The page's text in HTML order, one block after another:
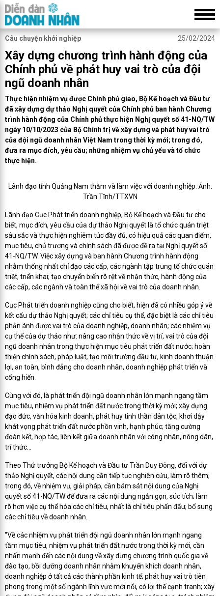
Câu chuyện khởi nghiệp 25/02/2024
Xây dựng chương trình hành động của
Chính phủ về phát huy vai trò của đội
ngũ doanh nhân
Thực hiện nhiệm vụ được Chính phủ giao, Bộ Kế hoạch và Đầu tư
đã xây dựng dự thảo Nghị quyết của Chính phủ ban hành Chương
trình hành động của Chính phủ thực hiện Nghị quyết số 41-NQ/TW
ngày 10/10/2023 của Bộ Chính trị về xây dựng và phát huy vai trò
của đội ngũ doanh nhân Việt Nam trong thời kỳ mới; trong đó,
đưa ra mục đích, yêu cầu; những nhiệm vụ chủ yếu và tổ chức
thực hiện.
Lãnh đạo tỉnh Quảng Nam thăm và làm việc với doanh nghiệp. Ảnh:
Trần Tĩnh/TTXVN
Lãnh đạo Cục Phát triển doanh nghiệp, Bộ Kế hoạch và Đầu tư cho
biết, mục đích, yêu cầu của dự thảo Nghị quyết là tổ chức quán triệt
sâu sắc và thực hiện nghiêm túc đầy đủ, có hiệu quả các quan điểm,
mục tiêu, chủ trương và chính sách đã được đề ra tại Nghị quyết số
41-NQ/TW. Việc xây dựng và ban hành Chương trình hành động
nhằm thống nhất chỉ đạo các cấp, các ngành tập trung tổ chức quán
triệt, triển khai; tạo chuyển biến rõ rệt về nhận thức, hành động của
các cấp, các ngành và toàn thể xã hội về vai trò của doanh nhân.
Cục Phát triển doanh nghiệp cũng cho biết, hiện đã có nhiều góp ý về
kết cấu dự thảo Nghị quyết; các chỉ tiêu cụ thể, đặc biệt là các chỉ tiêu
phản ánh được vai trò của doanh nghiệp, doanh nhân; các nhiệm vụ
cụ thể của dự thảo như: nâng cao nhận thức về vị trí, vai trò của đội
ngũ doanh nhân trong thực hiện mục tiêu phát triển đất nước; hoàn
thiện chính sách, pháp luật, tạo môi trường đầu tư, kinh doanh thuận
lợi, an toàn, bình đẳng cho doanh nhân, doanh nghiệp phát triển và
cống hiến.
Cùng với đó, là phát triển đội ngũ doanh nhân lớn mạnh ngang tầm
mục tiêu, nhiệm vụ phát triển đất nước trong thời kỳ mới; xây dựng
đạo đức, văn hóa kinh doanh, phát huy tinh thần dân tộc, khơi dậy
khát vọng phát triển đất nước phồn vinh, hạnh phúc; tăng cường
đoàn kết, hợp tác, liên kết giữa doanh nhân với công nhân, nông dân,
trí thức…
Theo Thứ trưởng Bộ Kế hoạch và Đầu tư Trần Duy Đông, đối với dự
thảo Nghị quyết, các nội dung cần tiếp tục nghiên cứu, làm rõ thêm;
trong đó, về nhiệm vụ, giải pháp, cần bám sát nội dung của Nghị
quyết số 41-NQ/TW để đưa ra các nội dung ngắn gọn, súc tích; làm
rõ hơn việc cụ thể hóa các chỉ tiêu, nhất là chỉ tiêu phấn đấu; bổ sung
các chỉ tiêu về doanh nhân.
"Về các nhiệm vụ phát triển đội ngũ doanh nhân lớn mạnh ngang
tầm mục tiêu, nhiệm vụ phát triển đất nước trong thời kỳ mới, cần
nhấn mạnh đến các nội dung về xây dựng chương trình quốc gia về
đào tạo, bồi dưỡng doanh nhân nhằm khuyến khích doanh nhân,
doanh nghiệp ở tất cả các thành phần kinh tế; phát huy vai trò tiên
phong trong một số ngành lĩnh vực mới nổi, có lợi thế cạnh tranh; xây